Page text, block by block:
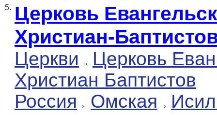
5. Церковь
Христиан-
Церкви
Церковь
Христиан Баптистов
Россия
Омская